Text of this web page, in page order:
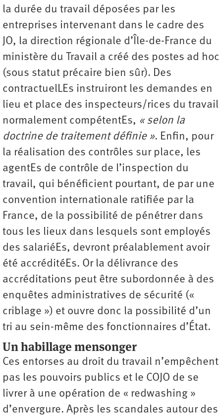
la durée du travail déposées par les
entreprises intervenant dans le cadre des
JO, la direction régionale d’Île-de-France du
ministère du Travail a créé des postes ad hoc
(sous statut précaire bien sûr). Des
contractuelLEs instruiront les demandes en
lieu et place des inspecteurs/rices du travail
normalement compétentEs, « selon la
doctrine de traitement définie ». Enfin, pour
la réalisation des contrôles sur place, les
agentEs de contrôle de l’inspection du
travail, qui bénéficient pourtant, de par une
convention internationale ratifiée par la
France, de la possibilité de pénétrer dans
tous les lieux dans lesquels sont employés
des salariéEs, devront préalablement avoir
été accréditéEs. Or la délivrance des
accréditations peut être subordonnée à des
enquêtes administratives de sécurité («
criblage ») et ouvre donc la possibilité d’un
tri au sein-même des fonctionnaires d’État.
Un habillage mensonger
Ces entorses au droit du travail n’empêchent
pas les pouvoirs publics et le COJO de se
livrer à une opération de « redwashing »
d’envergure. Après les scandales autour des